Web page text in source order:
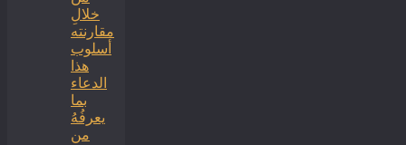
خلالِ
مقارنته
أسلوب
هذا
الدعاء
بما
يعرفُهُ
من